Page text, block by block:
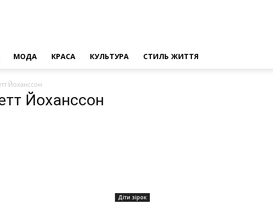
МОДА КРАСА КУЛЬТУРА СТИЛЬ ЖИТТЯ
Йоханссон
Йоханссон
Діти зірок